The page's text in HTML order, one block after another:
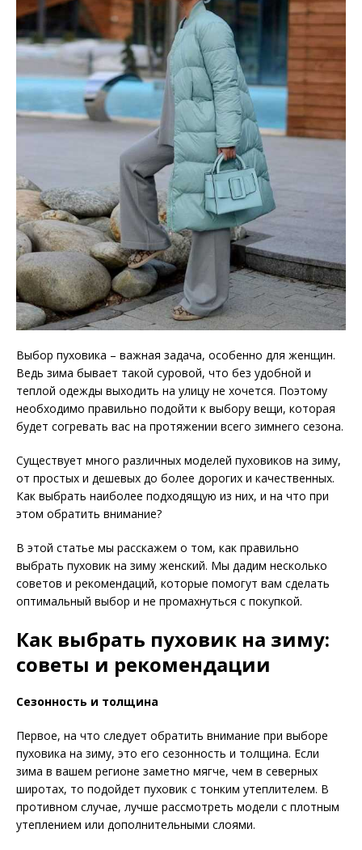
Выбор пуховика – важная задача, особенно для женщин.
Ведь зима бывает такой суровой, что без удобной и
теплой одежды выходить на улицу не хочется. Поэтому
необходимо правильно подойти к выбору вещи, которая
будет согревать вас на протяжении всего зимнего сезона.
Существует много различных моделей пуховиков на зиму,
от простых и дешевых до более дорогих и качественных.
Как выбрать наиболее подходящую из них, и на что при
этом обратить внимание?
В этой статье мы расскажем о том, как правильно
выбрать пуховик на зиму женский. Мы дадим несколько
советов и рекомендаций, которые помогут вам сделать
оптимальный выбор и не промахнуться с покупкой.
Как выбрать пуховик на зиму:
советы и рекомендации
Сезонность и толщина
Первое, на что следует обратить внимание при выборе
пуховика на зиму, это его сезонность и толщина. Если
зима в вашем регионе заметно мягче, чем в северных
широтах, то подойдет пуховик с тонким утеплителем. В
противном случае, лучше рассмотреть модели с плотным
утеплением или дополнительными слоями.